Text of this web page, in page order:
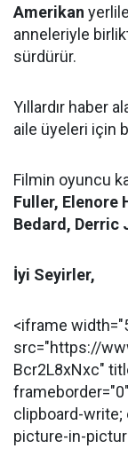
Amerikan
anneleriyle
sürdürür.
Yıllardır haber
aile üyeleri için
Filmin oyuncu
Fuller, Elenore
Bedard, Derric
İyi Seyirler,
<iframe
src="https://
Bcr2L8xNxc"
clipboard-write;
picture-in-